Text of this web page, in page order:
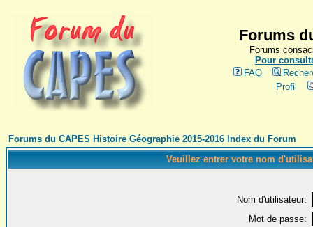
Forums
Forums
Pour
FAQ
Profil
Forums du CAPES Histoire Géographie 2015-2016 Index du Forum
Veuillez entrer votre nom
Nom d'utilisateur:
Mot de passe: